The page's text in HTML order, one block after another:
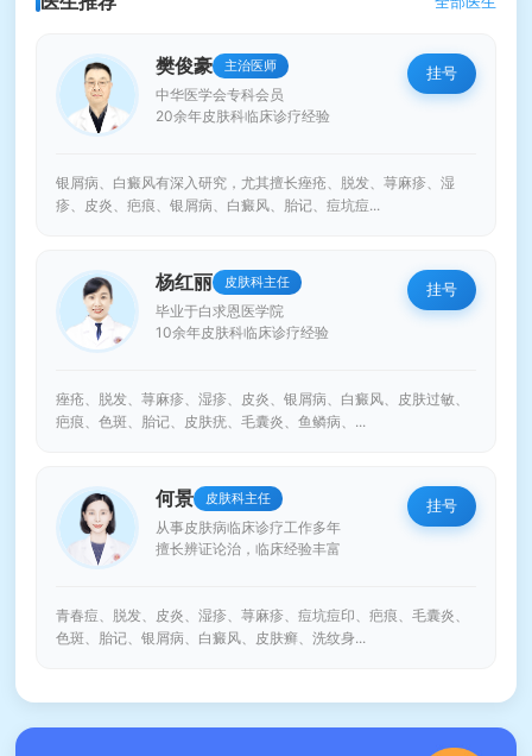
樊俊豪 主治医师
中华医学会专科会员
20余年皮肤科临床诊疗经验
挂号
银屑病、白癜风有深入研究，尤其擅长痤疮、脱发、荨麻疹、湿
疹、皮炎、疤痕、银屑病、白癜风、胎记、痘坑痘...
杨红丽 皮肤科主任
毕业于白求恩医学院
10余年皮肤科临床诊疗经验
挂号
痤疮、脱发、荨麻疹、湿疹、皮炎、银屑病、白癜风、皮肤过敏、
疤痕、色斑、胎记、皮肤疣、毛囊炎、鱼鳞病、...
何景 皮肤科主任
从事皮肤病临床诊疗工作多年
擅长辨证论治，临床经验丰富
挂号
青春痘、脱发、皮炎、湿疹、荨麻疹、痘坑痘印、疤痕、毛囊炎、
色斑、胎记、银屑病、白癜风、皮肤癣、洗纹身...